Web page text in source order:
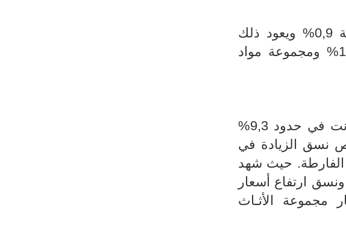
ارتفاع بنسبة 0,9% ويعود ذلك
بالأساس الى ارتفاع أسعار مجموعة التجهيزات الكهرو منزلية بنسبة 1,1% ومجموعة مواد
بعد ان كانت في حدود 9,3%
نسق الزيادة في
من السنة الفارطة. حيث شهد
مجموعة المواد الغذائية تراجعا من 15,2% الى 14,2% ونسق ارتفاع أسعار
مجموعة الأثـاث